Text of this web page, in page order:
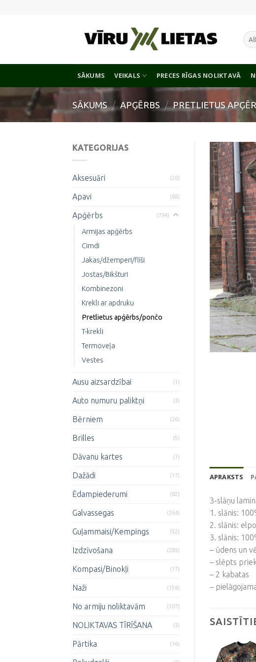
SĀKUMS VEIKALS PRECES RĪGAS NOLIKTAVĀ
SĀKUMS / APĢĒRBS / PRETLIETUS
KATEGORIJAS
Aksesuāri (20)
Apavi (88)
Apģērbs (794)
Armijas apģērbs
Cimdi
Jakas/džemperi/flīši
Jostas/Bikšturi
Kombinezoni
Krekli ar apdruku
Pretlietus apģērbs/pončo
T-krekli
Termoveļa
Vestes
Ausu aizsardzībai (1)
Auto numuru paliktņi (3)
Bērniem (26)
Brilles (5)
Dāvanu kartes (1)
Dažādi (17)
Ēdampiederumi (82)
Galvassegas (264)
Guļammaisi/Kempings (52)
Izdzīvošana (283)
Kompasi/Binokļi (17)
Naži (156)
No armiju noliktavām (107)
NOLIKTAVAS TĪRĪŠANA (3)
Pārtika (16)
APRAKSTS
3-slāņu
1. slānis:
2. slānis:
3. slānis:
– ūdens un
– slēpts
– 2 kabatas
–